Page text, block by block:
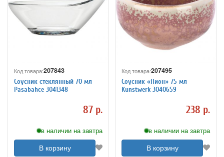
Код товара:207843
Соусник стеклянный 70 мл
Pasabahce 3041348
87 р.
в наличии на завтра
В корзину
Код товара:207495
Соусник «Пион» 75 мл
Kunstwerk 3040659
238 р.
в наличии на завтра
В корзину